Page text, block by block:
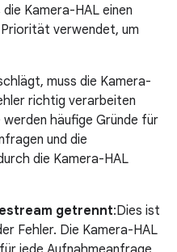
Kamera-HAL einen
verwendet, um
muss die Kamera-
richtig verarbeiten
häufige Gründe für
und die
die Kamera-HAL
getrennt:Dies ist
Fehler. Die Kamera-HAL